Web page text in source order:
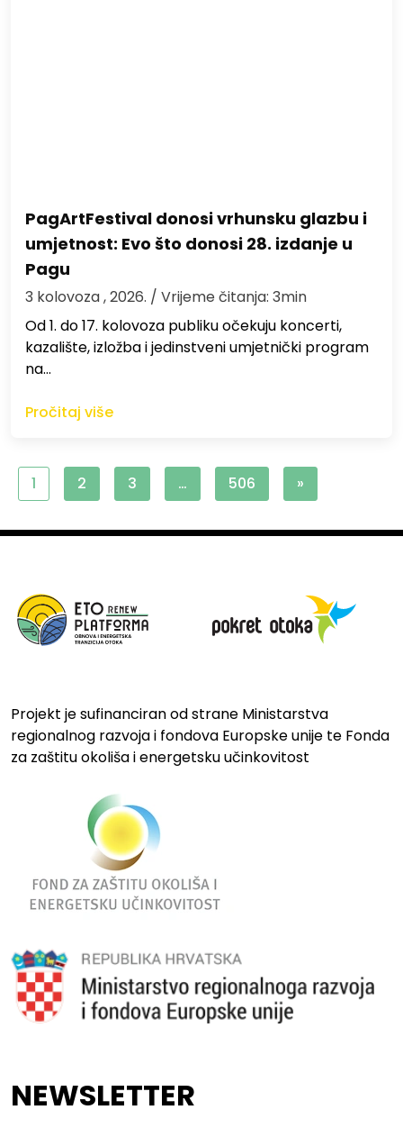
PagArtFestival donosi vrhunsku glazbu i
umjetnost: Evo što donosi 28. izdanje u
Pagu
3 kolovoza , 2026. / Vrijeme čitanja: 3min
Od 1. do 17. kolovoza publiku očekuju koncerti,
kazalište, izložba i jedinstveni umjetnički program
na…
Pročitaj više
1 2 3 … 506 »
Projekt je sufinanciran od strane Ministarstva
regionalnog razvoja i fondova Europske unije te Fonda
za zaštitu okoliša i energetsku učinkovitost
NEWSLETTER